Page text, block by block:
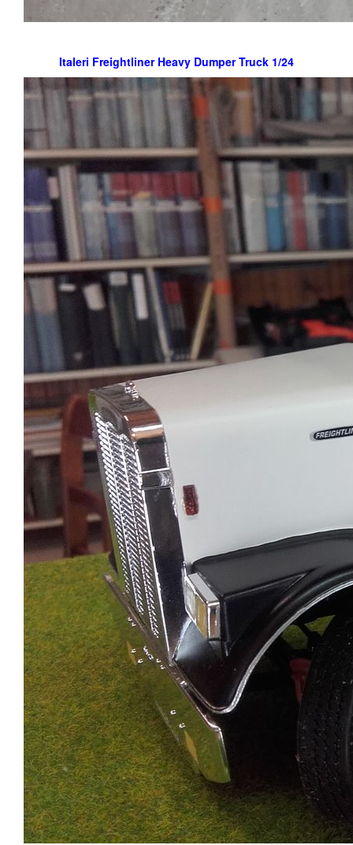
Italeri Freightliner Heavy Dumper Truck 1/24